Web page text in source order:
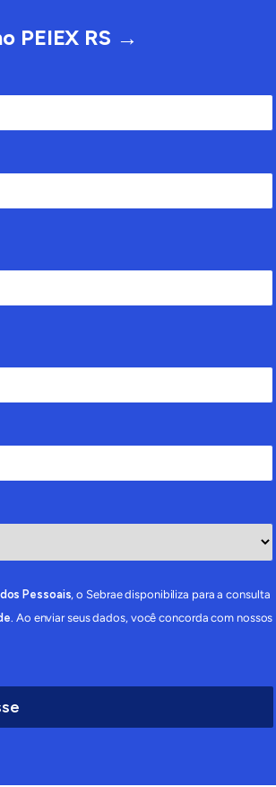
PEIEX RS →
Pessoais, o Sebrae disponibiliza para a consulta
. Ao enviar seus dados, você concorda com nossos